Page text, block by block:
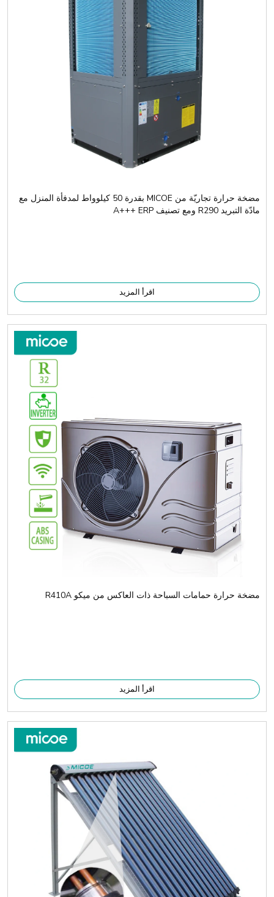
مضخة حرارة تجاريّة من MICOE بقدرة 50 كيلوواط لمدفأة المنزل مع
مادّة التبريد R290 ومع تصنيف A+++ ERP
اقرأ المزيد
مضخة حرارة حمامات السباحة ذات العاكس من ميكو R410A
اقرأ المزيد